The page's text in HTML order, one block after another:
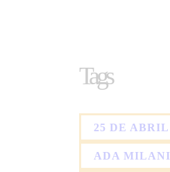
Tags
25 DE ABRIL
ADA MILANI